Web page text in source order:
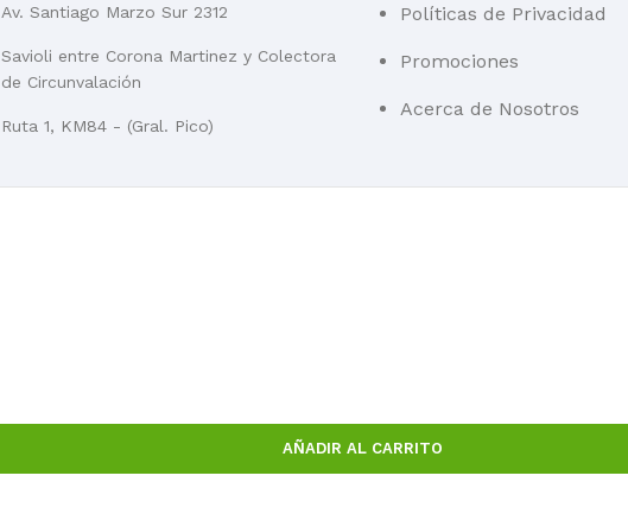
Av. Santiago Marzo Sur 2312
Savioli entre Corona Martinez y Colectora
de Circunvalación
Ruta 1, KM84 - (Gral. Pico)
Políticas de Privacidad
Promociones
Acerca de Nosotros
AÑADIR AL CARRITO